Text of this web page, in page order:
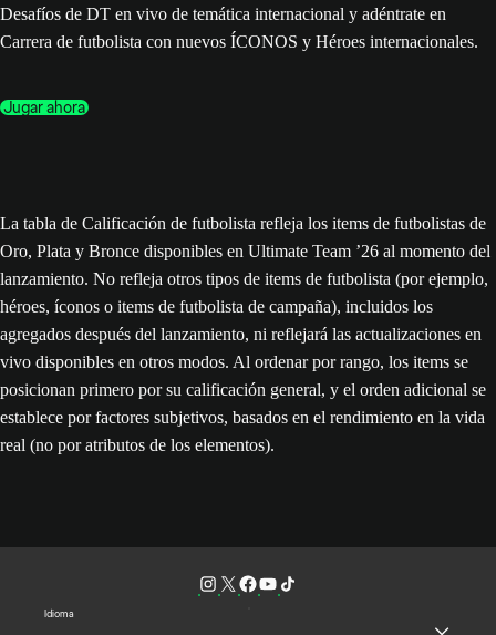
Desafíos de DT en vivo de temática internacional y adéntrate en
Carrera de futbolista con nuevos ÍCONOS y Héroes internacionales.
Jugar ahora
La tabla de Calificación de futbolista refleja los items de futbolistas de
Oro, Plata y Bronce disponibles en Ultimate Team ’26 al momento del
lanzamiento. No refleja otros tipos de items de futbolista (por ejemplo,
héroes, íconos o items de futbolista de campaña), incluidos los
agregados después del lanzamiento, ni reflejará las actualizaciones en
vivo disponibles en otros modos. Al ordenar por rango, los items se
posicionan primero por su calificación general, y el orden adicional se
establece por factores subjetivos, basados en el rendimiento en la vida
real (no por atributos de los elementos).
Idioma